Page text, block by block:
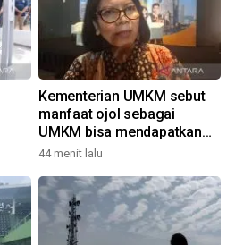
Kementerian UMKM sebut
manfaat ojol sebagai
UMKM bisa mendapatkan
KUR
44 menit lalu